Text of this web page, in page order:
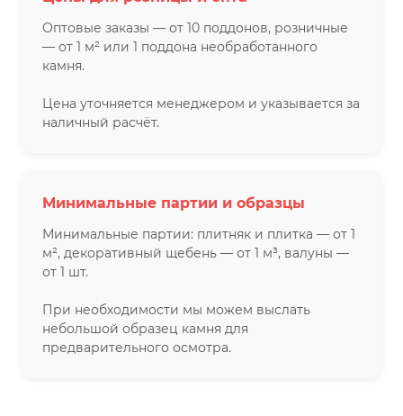
Оптовые заказы — от 10 поддонов, розничные
— от 1 м² или 1 поддона необработанного
камня.
Цена уточняется менеджером и указывается за
наличный расчёт.
Минимальные партии и образцы
Минимальные партии: плитняк и плитка — от 1
м², декоративный щебень — от 1 м³, валуны —
от 1 шт.
При необходимости мы можем выслать
небольшой образец камня для
предварительного осмотра.